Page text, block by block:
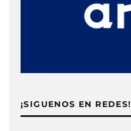
¡SIGUENOS EN REDES!